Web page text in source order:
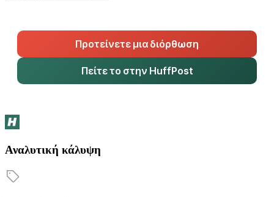
Προτείνετε μια διόρθωση
Πείτε το στην HuffPost
Αναλυτική κάλυψη